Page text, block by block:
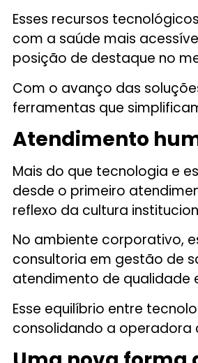
Esses recursos
com a saúde mais
posição de destaque no
Com o avanço das
ferramentas que
Atendimento
Mais do que tecnologia e
desde o primeiro
reflexo da cultura
No ambiente corporativo,
consultoria em gestão de
atendimento de qualidade
Esse equilíbrio entre
consolidando a operadora